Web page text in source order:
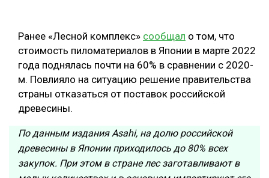
БИОЭНЕРГЕТИКА
ЛЕСОВОССТАНОВЛЕНИЕ И ЗАЩИТА
ЛОГИСТИКА
ПРОИЗВОДСТВО ДРЕВЕСНЫХ ПЛИТ
КОМПЛЕКСНАЯ ПЕРЕРАБОТКА
ПОДБОРКИ СТАТЕЙ
Ранее «Лесной комплекс» сообщал о том, что
стоимость пиломатериалов в Японии в марте 2022
года поднялась почти на 60% в сравнении с 2020-
м. Повлияло на ситуацию решение правительства
страны отказаться от поставок российской
древесины.
По данным издания Asahi, на долю российской
древесины в Японии приходилось до 80% всех
закупок. При этом в стране лес заготавливают в